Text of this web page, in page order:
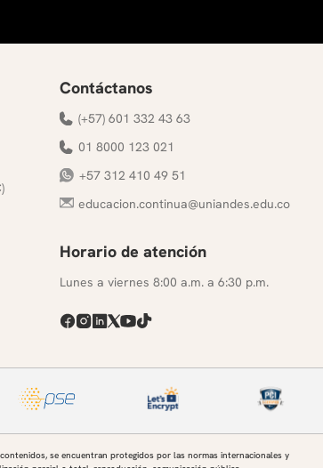
Contáctanos
(+57) 601 332 43 63
01 8000 123 021
+57 312 410 49 51
educacion.continua@uniandes.edu.co
Horario de atención
Lunes a viernes 8:00 a.m. a 6:30 p.m.
se encuentran protegidos por las normas internacionales y